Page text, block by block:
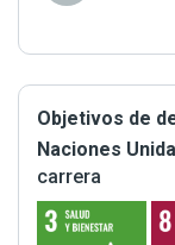
Objetivos de
Naciones
carrera